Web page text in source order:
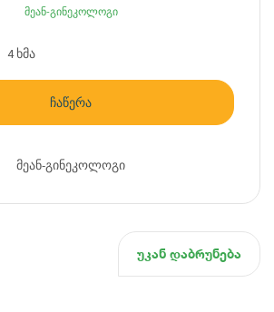
მეან-გინეკოლოგი
4 ხმა
ჩაწერა
მეან-გინეკოლოგი
უკან დაბრუნება